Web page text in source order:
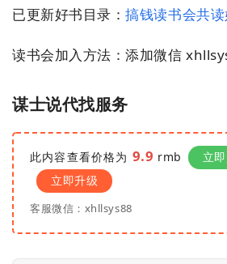
业
讯
开
眼
案
指
南
已更新好书目录：搞钱读书会共
读书会加入方法：添加微信
谋士说代找服务
此内容查看价格为 9.9 rmb 立
立即升级
客服微信：xhllsys88